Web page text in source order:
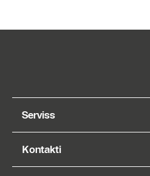
Serviss
Kontakti